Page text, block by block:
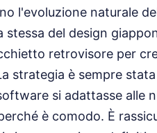
l'evoluzione naturale
del design
retrovisore per
strategia è sempre stata
si adattasse alle
è comodo. È